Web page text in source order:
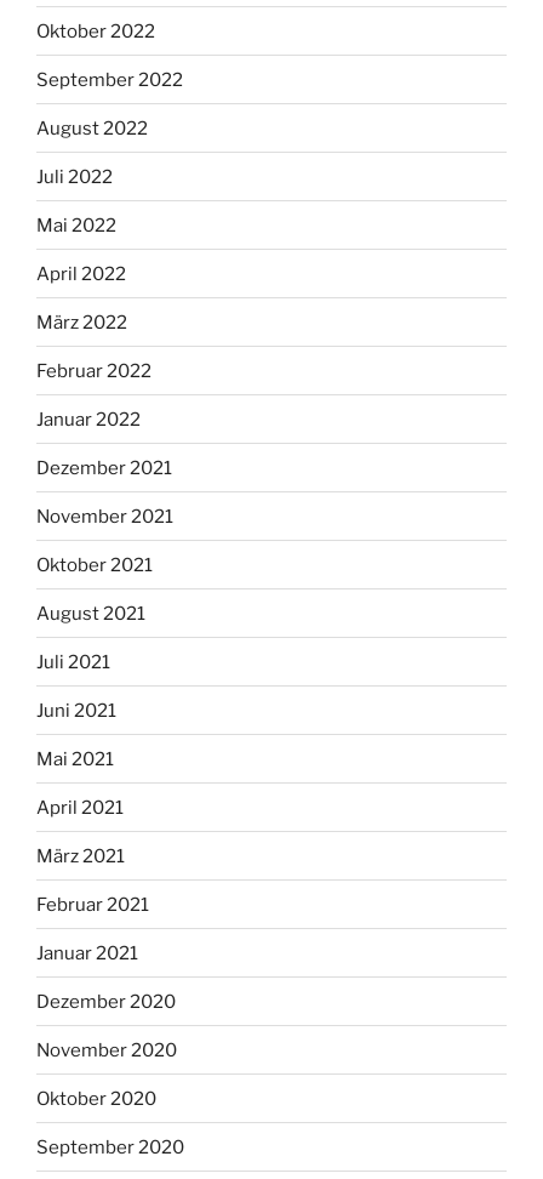
Oktober 2022
September 2022
August 2022
Juli 2022
Mai 2022
April 2022
März 2022
Februar 2022
Januar 2022
Dezember 2021
November 2021
Oktober 2021
August 2021
Juli 2021
Juni 2021
Mai 2021
April 2021
März 2021
Februar 2021
Januar 2021
Dezember 2020
November 2020
Oktober 2020
September 2020